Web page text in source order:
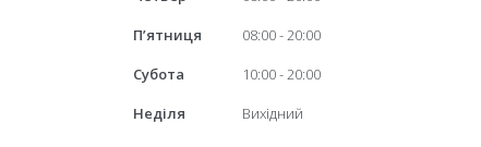
Пʼятниця
08:00 20:00
Субота
10:00 20:00
Неділя
Вихідний